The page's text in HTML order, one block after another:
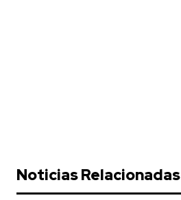
Noticias Relacionadas